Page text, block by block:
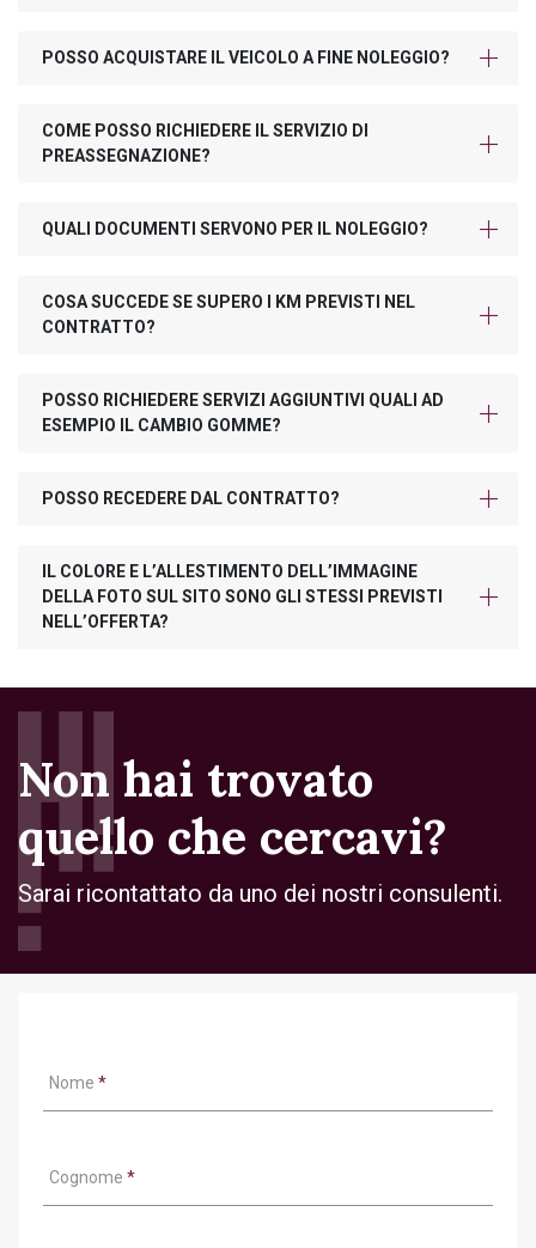
POSSO ACQUISTARE IL VEICOLO A FINE NOLEGGIO?
COME POSSO RICHIEDERE IL SERVIZIO DI
PREASSEGNAZIONE?
QUALI DOCUMENTI SERVONO PER IL NOLEGGIO?
COSA SUCCEDE SE SUPERO I KM PREVISTI NEL
CONTRATTO?
POSSO RICHIEDERE SERVIZI AGGIUNTIVI QUALI AD
ESEMPIO IL CAMBIO GOMME?
POSSO RECEDERE DAL CONTRATTO?
IL COLORE E L’ALLESTIMENTO DELL’IMMAGINE
DELLA FOTO SUL SITO SONO GLI STESSI PREVISTI
NELL’OFFERTA?
Non hai trovato
quello che cercavi?
Sarai ricontattato da uno dei nostri consulenti.
Nome *
Cognome *